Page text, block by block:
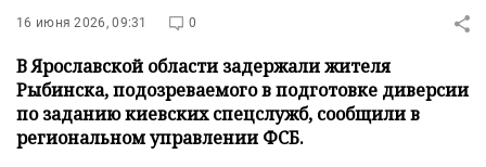
16 июня 2026, 09:31 0
В Ярославской области задержали жителя
Рыбинска, подозреваемого в подготовке диверсии
по заданию киевских спецслужб, сообщили в
региональном управлении ФСБ.